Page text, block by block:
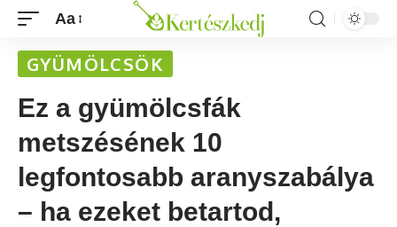
Aa
GYÜMÖLCSÖK
Ez a gyümölcsfák
metszésének 10
legfontosabb aranyszabálya
– ha ezeket betartod,